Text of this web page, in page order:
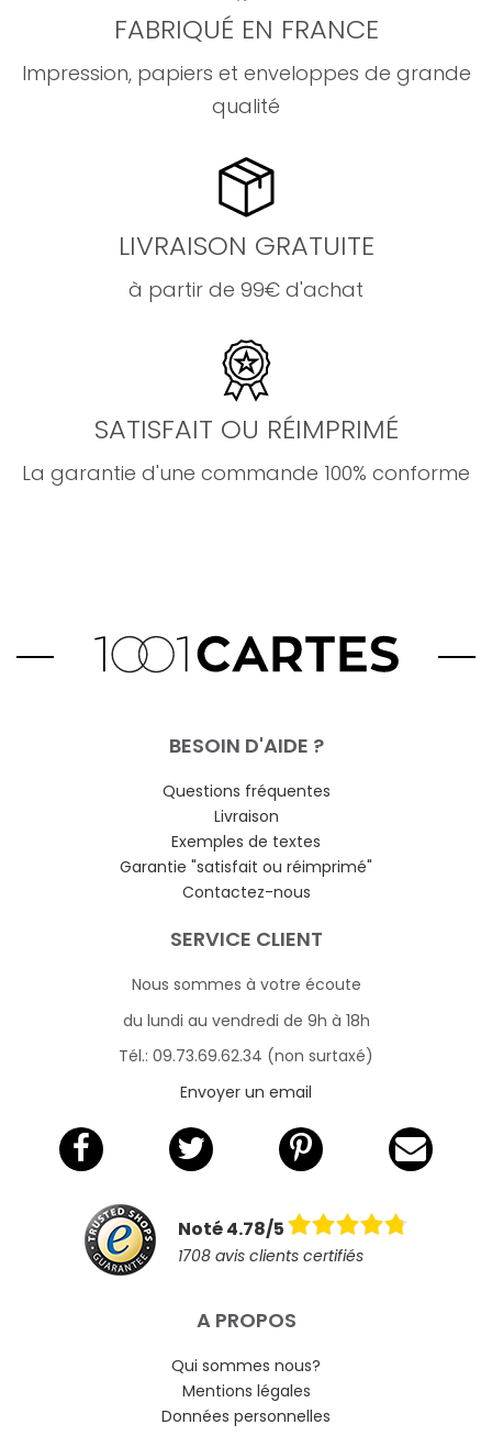
FABRIQUÉ EN FRANCE
Impression, papiers et enveloppes de grande
qualité
LIVRAISON GRATUITE
à partir de 99€ d'achat
SATISFAIT OU RÉIMPRIMÉ
La garantie d'une commande 100% conforme
BESOIN D'AIDE ?
Questions fréquentes
Livraison
Exemples de textes
Garantie "satisfait ou réimprimé"
Contactez-nous
SERVICE CLIENT
Nous sommes à votre écoute
du lundi au vendredi de 9h à 18h
Tél.: 09.73.69.62.34 (non surtaxé)
Envoyer un email
Noté 4.78/5
1708 avis clients certifiés
A PROPOS
Qui sommes nous?
Mentions légales
Données personnelles